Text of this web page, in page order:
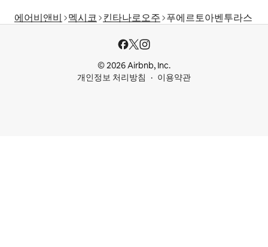
에어비앤비 멕시코 킨타나로오주 푸에르토아벤투라스
© 2026 Airbnb, Inc.
개인정보 처리방침
이용약관